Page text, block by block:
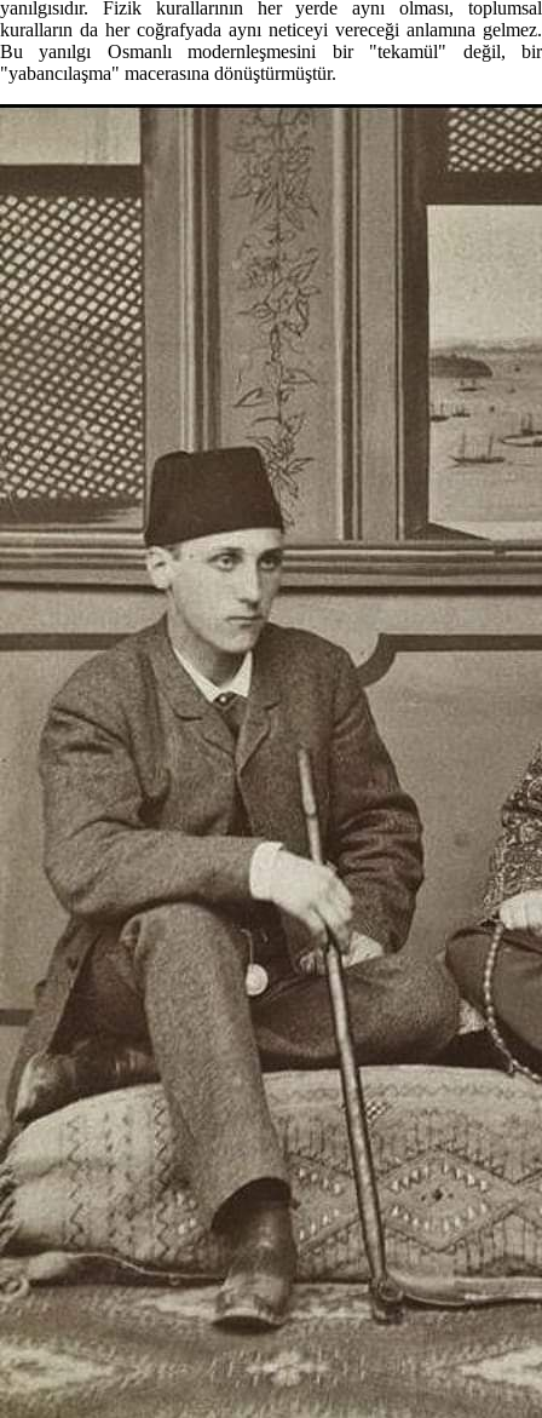
yanılgısıdır. Fizik kurallarının her yerde aynı olması, toplumsal
kuralların da her coğrafyada aynı neticeyi vereceği anlamına gelmez.
Bu yanılgı Osmanlı modernleşmesini bir "tekamül" değil, bir
"yabancılaşma" macerasına dönüştürmüştür.